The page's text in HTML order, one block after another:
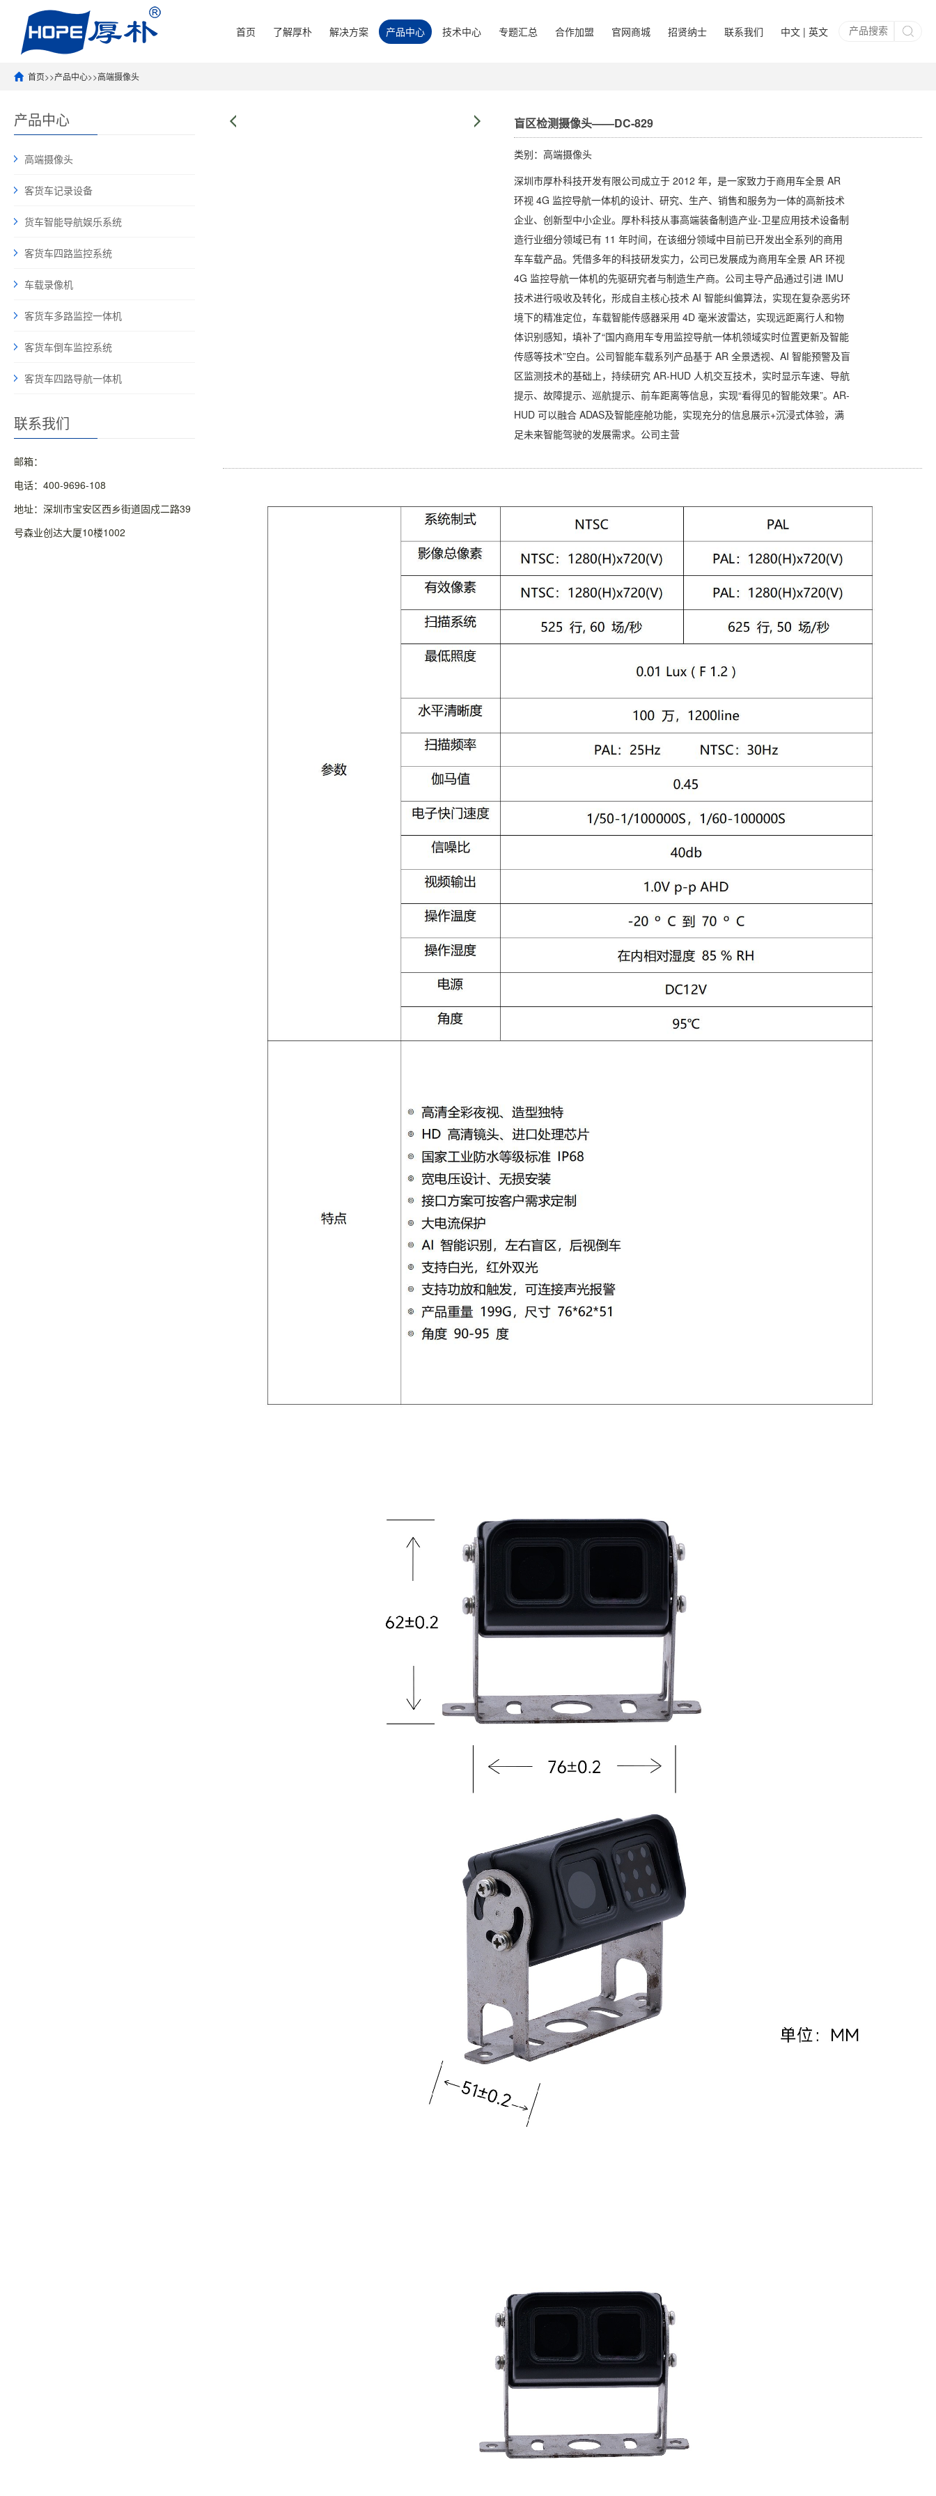
首页 了解厚朴 解决方案 产品中心 技术中心 专题汇总 合作加盟 官网商城 招贤纳士 联系我们 中文 | 英文
首页>>产品中心>>高端摄像头
产品中心
高端摄像头
客货车记录设备
货车智能导航娱乐系统
客货车四路监控系统
车载录像机
客货车多路监控一体机
客货车倒车监控系统
客货车四路导航一体机
联系我们
邮箱：
电话：400-9696-108
地址：深圳市宝安区西乡街道固戍二路39
号森业创达大厦10楼1002
盲区检测摄像头——DC-829
类别：高端摄像头
深圳市厚朴科技开发有限公司成立于 2012 年，是一家致力于商用车全景 AR
环视 4G 监控导航一体机的设计、研究、生产、销售和服务为一体的高新技术
企业、创新型中小企业。厚朴科技从事高端装备制造产业-卫星应用技术设备制
造行业细分领域已有 11 年时间，在该细分领域中目前已开发出全系列的商用
车车载产品。凭借多年的科技研发实力，公司已发展成为商用车全景 AR 环视
4G 监控导航一体机的先驱研究者与制造生产商。公司主导产品通过引进 IMU
技术进行吸收及转化，形成自主核心技术 AI 智能纠偏算法，实现在复杂恶劣环
境下的精准定位，车载智能传感器采用 4D 毫米波雷达，实现远距离行人和物
体识别感知，填补了“国内商用车专用监控导航一体机领域实时位置更新及智能
传感等技术”空白。公司智能车载系列产品基于 AR 全景透视、AI 智能预警及盲
区监测技术的基础上，持续研究 AR-HUD 人机交互技术，实时显示车速、导航
提示、故障提示、巡航提示、前车距离等信息，实现“看得见的智能效果”。AR-
HUD 可以融合 ADAS及智能座舱功能，实现充分的信息展示+沉浸式体验，满
足未来智能驾驶的发展需求。公司主营